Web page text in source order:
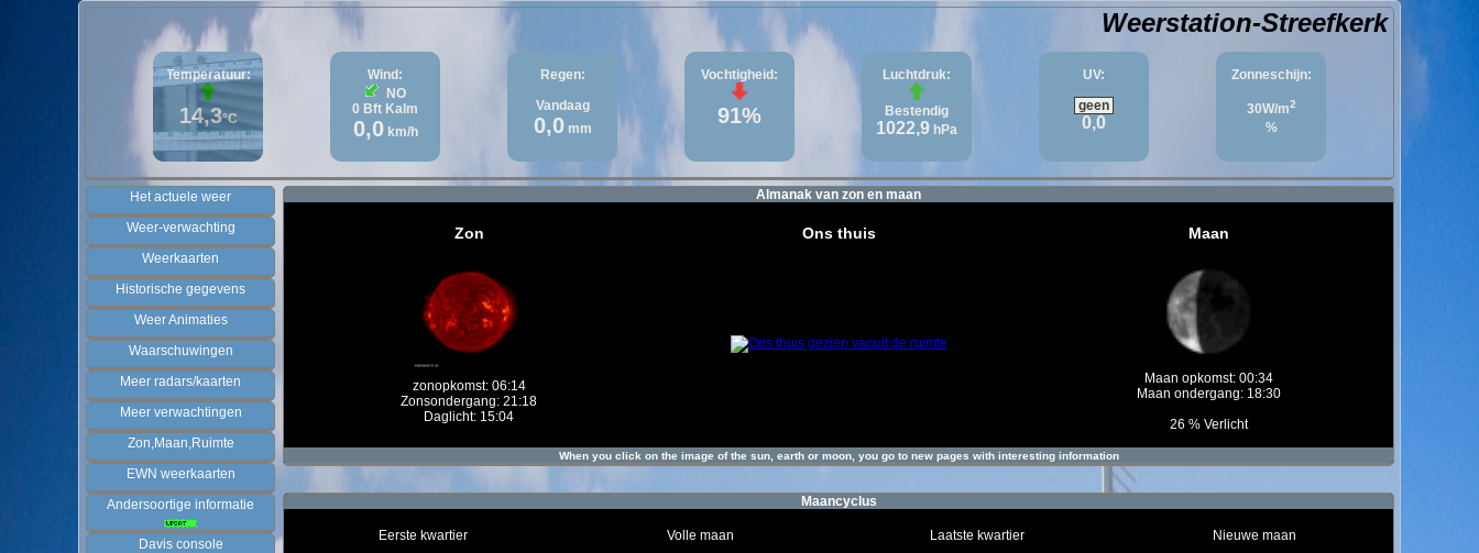
Weerstation-Streefkerk
Temperatuur:
14,3°C
Wind:
NO
0 Bft Kalm
0,0km/h
Regen:
Vandaag
0,0mm
Vochtigheid:
91%
Luchtdruk:
Bestendig
1022,9 hPa
UV:
geen
0,0
Zonneschijn:
30W/m2
%
Het actuele weer
Weer-verwachting
Weerkaarten
Historische gegevens
Weer Animaties
Waarschuwingen
Meer radars/kaarten
Meer verwachtingen
Zon,Maan,Ruimte
EWN weerkaarten
Andersoortige informatie
Davis console
Almanak van zon en maan
Zon Ons thuis Maan
zonopkomst: 06:14
Zonsondergang: 21:18
Daglicht: 15:04
Maan opkomst: 00:34
Maan ondergang: 18:30
26 % Verlicht
When you click on the image of the sun, earth or moon, you go to new pages with interesting information
Maancyclus
Eerste kwartier Volle maan Laatste kwartier Nieuwe maan